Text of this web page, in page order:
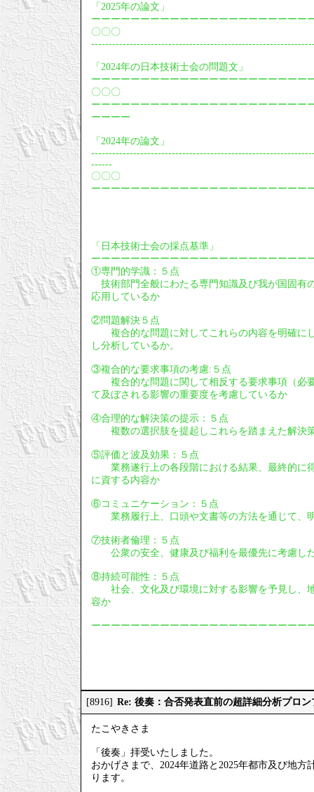
「2025年の論文」
ーーーーーーーーーーーーーーーーーーーーー
〇〇〇
「2024年の日本技術士会の問題文」
ーーーーーーーーーーーーーーーーーーーーー
〇〇〇
ーーーーーーーーーーーーーーーーーーーーー
ーーーー
「2024年の論文」
------
〇〇〇
ーーーーーーーーーーーーーーーーーーーーー
「日本技術士会の採点基準」
ーーーーーーーーーーーーーーーーーーーーー
①専門的学識：５点
技術部門全般にわたる専門知識及び我が国固有
応用しているか
②問題解決５点
複合的な問題に対してこれらの内容を明確に
し分析しているか。
③複合的な要求事項の考慮:５点
複合的な問題に関して相反する要求事項（必
て及ぼされる影響の重要度を考慮しているか
④合理的な解決策の提示：５点
複数の選択肢を提起しこれらを踏まえた解決
⑤評価と波及効果：５点
業務遂行上の各段階における結果、最終的に
に資する内容か
⑥コミュニケーション：５点
業務履行上、口頭や文書等の方法を通じて、
⑦技術者倫理：５点
公衆の安全、健康及び福利を最優先に考慮し
⑧持続可能性：５点
社会、文化及び環境に対する影響を予見し、
容か
ーーーーーーーーーーーーーーーーーーーーー
[8916] Re: 後奏：合否発表直前の超詳細分析プロ
たこやきさま
「後奏」拝受いたしました。
おかげさまで、2024年道路と2025年都市及び地
ります。